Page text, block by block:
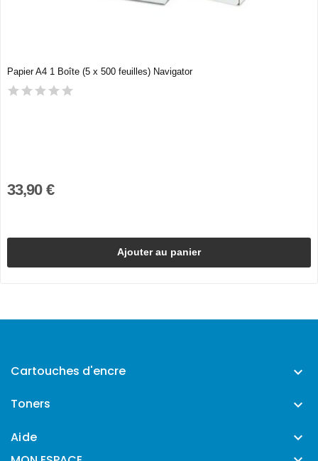
Papier A4 1 Boîte (5 x 500 feuilles) Navigator
33,90 €
Ajouter au panier
Cartouches d'encre 
Toners 
Aide 